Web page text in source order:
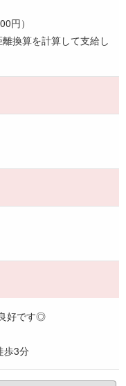
円）
換算を計算して支給し
好です◎
歩3分